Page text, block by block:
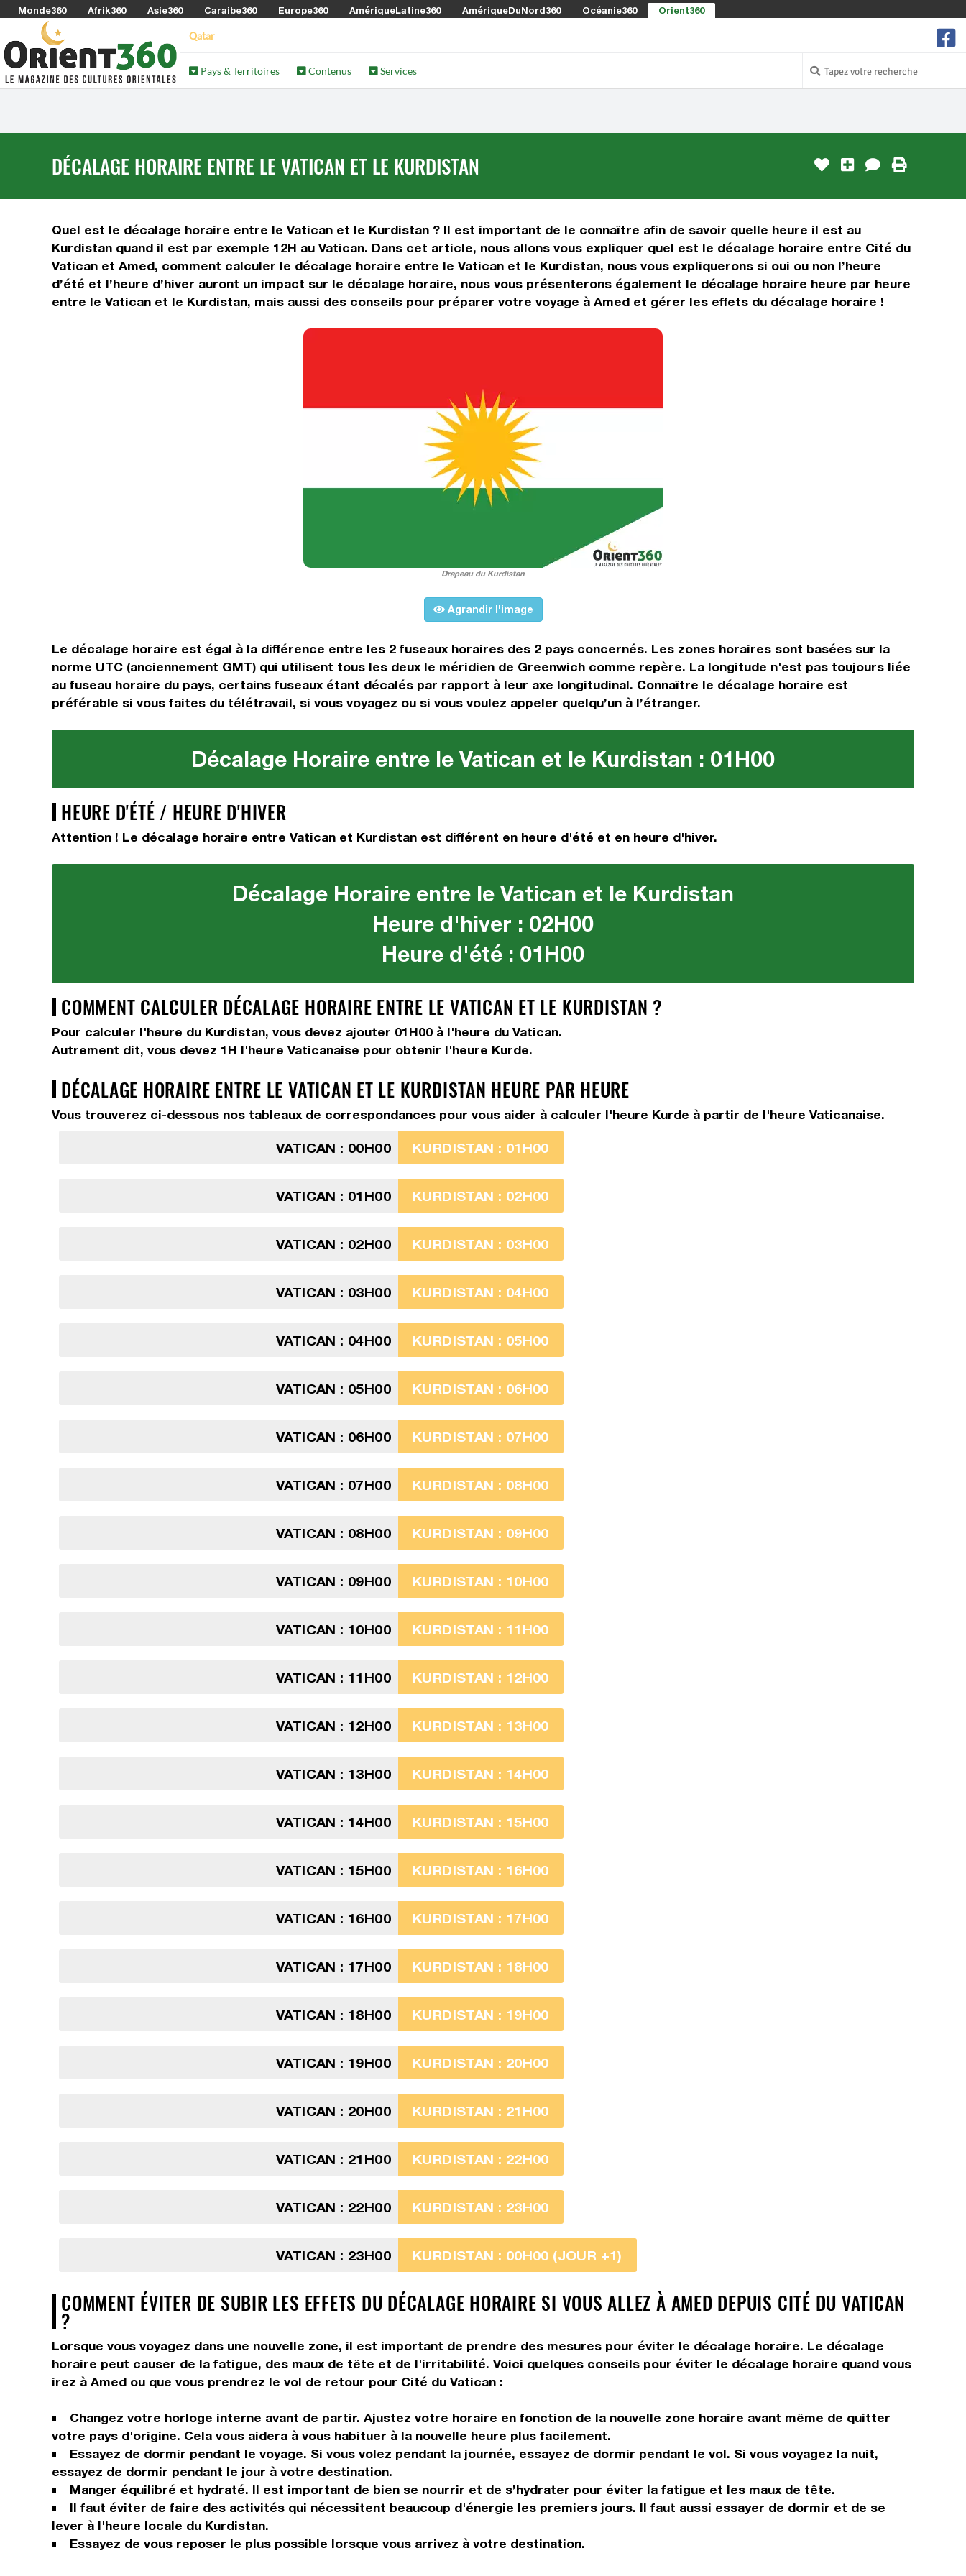
Monde360 Afrik360 Asie360 Caraibe360 Europe360 AmériqueLatine360 AmériqueDuNord360 Océanie360 Orient360
Qatar
Pays & Territoires Contenus Services
DÉCALAGE HORAIRE ENTRE LE VATICAN ET LE KURDISTAN
Quel est le décalage horaire entre le Vatican et le Kurdistan ? Il est important de le connaître afin de savoir quelle heure il est au
Kurdistan quand il est par exemple 12H au Vatican. Dans cet article, nous allons vous expliquer quel est le décalage horaire entre Cité du
Vatican et Amed, comment calculer le décalage horaire entre le Vatican et le Kurdistan, nous vous expliquerons si oui ou non l’heure
d’été et l’heure d’hiver auront un impact sur le décalage horaire, nous vous présenterons également le décalage horaire heure par heure
entre le Vatican et le Kurdistan, mais aussi des conseils pour préparer votre voyage à Amed et gérer les effets du décalage horaire !
Drapeau du Kurdistan
Agrandir l'image
Le décalage horaire est égal à la différence entre les 2 fuseaux horaires des 2 pays concernés. Les zones horaires sont basées sur la
norme UTC (anciennement GMT) qui utilisent tous les deux le méridien de Greenwich comme repère. La longitude n'est pas toujours liée
au fuseau horaire du pays, certains fuseaux étant décalés par rapport à leur axe longitudinal. Connaître le décalage horaire est
préférable si vous faites du télétravail, si vous voyagez ou si vous voulez appeler quelqu’un à l’étranger.
Décalage Horaire entre le Vatican et le Kurdistan : 01H00
HEURE D'ÉTÉ / HEURE D'HIVER
Attention ! Le décalage horaire entre Vatican et Kurdistan est différent en heure d'été et en heure d'hiver.
Décalage Horaire entre le Vatican et le Kurdistan
Heure d'hiver : 02H00
Heure d'été : 01H00
COMMENT CALCULER DÉCALAGE HORAIRE ENTRE LE VATICAN ET LE KURDISTAN ?
Pour calculer l'heure du Kurdistan, vous devez ajouter 01H00 à l'heure du Vatican.
Autrement dit, vous devez 1H l'heure Vaticanaise pour obtenir l'heure Kurde.
DÉCALAGE HORAIRE ENTRE LE VATICAN ET LE KURDISTAN HEURE PAR HEURE
Vous trouverez ci-dessous nos tableaux de correspondances pour vous aider à calculer l'heure Kurde à partir de l'heure Vaticanaise.
VATICAN : 00H00 KURDISTAN : 01H00
VATICAN : 01H00 KURDISTAN : 02H00
VATICAN : 02H00 KURDISTAN : 03H00
VATICAN : 03H00 KURDISTAN : 04H00
VATICAN : 04H00 KURDISTAN : 05H00
VATICAN : 05H00 KURDISTAN : 06H00
VATICAN : 06H00 KURDISTAN : 07H00
VATICAN : 07H00 KURDISTAN : 08H00
VATICAN : 08H00 KURDISTAN : 09H00
VATICAN : 09H00 KURDISTAN : 10H00
VATICAN : 10H00 KURDISTAN : 11H00
VATICAN : 11H00 KURDISTAN : 12H00
VATICAN : 12H00 KURDISTAN : 13H00
VATICAN : 13H00 KURDISTAN : 14H00
VATICAN : 14H00 KURDISTAN : 15H00
VATICAN : 15H00 KURDISTAN : 16H00
VATICAN : 16H00 KURDISTAN : 17H00
VATICAN : 17H00 KURDISTAN : 18H00
VATICAN : 18H00 KURDISTAN : 19H00
VATICAN : 19H00 KURDISTAN : 20H00
VATICAN : 20H00 KURDISTAN : 21H00
VATICAN : 21H00 KURDISTAN : 22H00
VATICAN : 22H00 KURDISTAN : 23H00
VATICAN : 23H00 KURDISTAN : 00H00 (JOUR +1)
COMMENT ÉVITER DE SUBIR LES EFFETS DU DÉCALAGE HORAIRE SI VOUS ALLEZ À AMED DEPUIS CITÉ DU VATICAN
?
Lorsque vous voyagez dans une nouvelle zone, il est important de prendre des mesures pour éviter le décalage horaire. Le décalage
horaire peut causer de la fatigue, des maux de tête et de l'irritabilité. Voici quelques conseils pour éviter le décalage horaire quand vous
irez à Amed ou que vous prendrez le vol de retour pour Cité du Vatican :
Changez votre horloge interne avant de partir. Ajustez votre horaire en fonction de la nouvelle zone horaire avant même de quitter
votre pays d'origine. Cela vous aidera à vous habituer à la nouvelle heure plus facilement.
Essayez de dormir pendant le voyage. Si vous volez pendant la journée, essayez de dormir pendant le vol. Si vous voyagez la nuit,
essayez de dormir pendant le jour à votre destination.
Manger équilibré et hydraté. Il est important de bien se nourrir et de s’hydrater pour éviter la fatigue et les maux de tête.
Il faut éviter de faire des activités qui nécessitent beaucoup d'énergie les premiers jours. Il faut aussi essayer de dormir et de se
lever à l'heure locale du Kurdistan.
Essayez de vous reposer le plus possible lorsque vous arrivez à votre destination.